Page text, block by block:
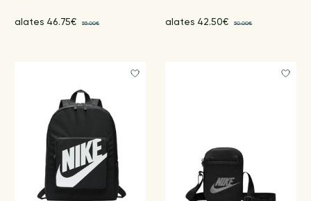
alates 46.75€ 55.00€ alates 42.50€ 50.00€